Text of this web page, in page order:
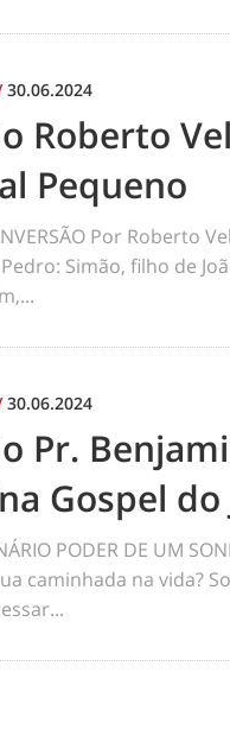
30.06.2024
Roberto
Pequeno
Por
Pedro: Simão, filho de
30.06.2024
Pr.
Gospel
PODER DE UM
caminhada na vida?